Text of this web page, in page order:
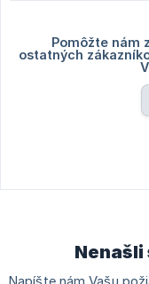
Pomôžte nám
ostatných